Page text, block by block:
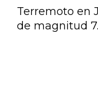
Terremoto en
de magnitud